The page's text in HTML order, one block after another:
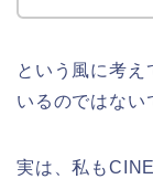
という風に考え
いるのではない
実は、私も